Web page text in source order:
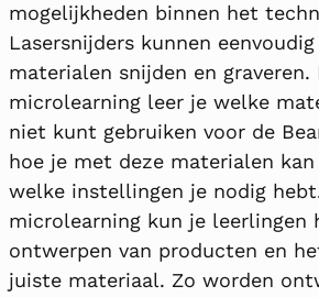
mogelijkheden binnen het
Lasersnijders kunnen
materialen snijden en graveren.
microlearning leer je welke
niet kunt gebruiken voor de
hoe je met deze materialen kan
welke instellingen je nodig
microlearning kun je leerlingen
ontwerpen van producten en
juiste materiaal. Zo worden